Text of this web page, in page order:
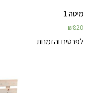
מיטה 1
₪820
לפרטים והזמנות